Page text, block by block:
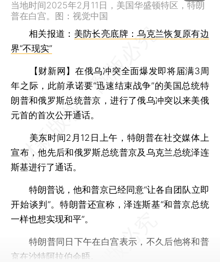
当地时间2025年2月11日，美国华盛顿特区，特朗
普在白宫。图：视觉中国
相关报道： 美防长亮底牌：乌克兰恢复原有边
界“不现实”
【财新网】在俄乌冲突全面爆发即将届满3周
年之际，此前承诺要“迅速结束战争”的美国总统特
朗普和俄罗斯总统普京，进行了俄乌冲突以来美俄
元首的首次公开通话。
美东时间2月12日上午，特朗普在社交媒体上
宣布，他先后和俄罗斯总统普京及乌克兰总统泽连
斯基进行了通话。
特朗普说，他和普京已经同意“让各自团队立即
开始谈判”。特朗普还宣称，泽连斯基“和普京总统
一样也想实现和平”。
特朗普同日下午在白宫表示，不久后他将和普
京在沙特阿拉伯会晤。